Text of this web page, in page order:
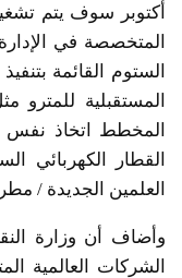
أكتوبر سوف يتم
المتخصصة في
الستوم القائمة
المستقبلية
المخطط اتخاذ نفس
القطار الكهربائي
العلمين الجديدة /
وأضاف أن وزارة
الشركات العالمية